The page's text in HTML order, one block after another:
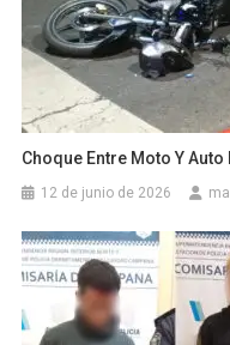
Choque Entre Moto Y Auto
12 de junio de 2026